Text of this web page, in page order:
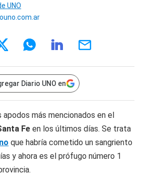
UNO
Diario UNO en
apodos más mencionados en el
Fe en los últimos días. Se trata
que habría cometido un sangriento
y ahora es el prófugo número 1